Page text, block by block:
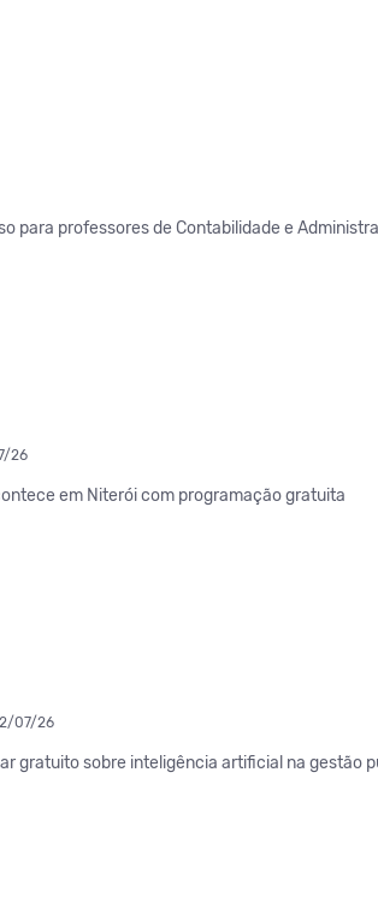
para professores de Contabilidade e
26
em Niterói com programação gratuita
07/26
gratuito sobre inteligência artificial na gestão